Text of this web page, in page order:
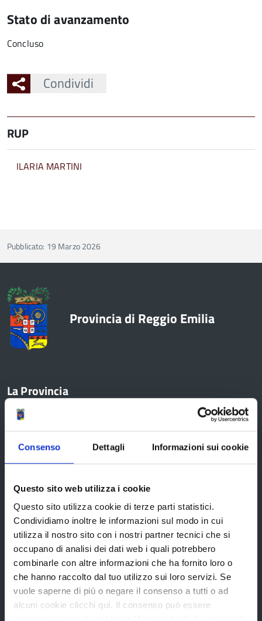
Consenso Dettagli Informazioni sui cookie
Questo sito web utilizza i cookie
Questo sito utilizza cookie di terze parti statistici.
Condividiamo inoltre le informazioni sul modo in cui
utilizza il nostro sito con i nostri partner tecnici che si
occupano di analisi dei dati web i quali potrebbero
combinarle con altre informazioni che ha fornito loro o
che hanno raccolto dal tuo utilizzo sui loro servizi. Se
vuole saperne di più o negare il consenso a tutti o ad
alcuni cookie clicchi qui. Il consenso può essere
Stato di avanzamento
Concluso
Condividi
RUP
ILARIA MARTINI
Pubblicato: 19 Marzo 2026
Provincia di Reggio Emilia
La Provincia
Organi di governo
Statuto e Regolamenti
Uffici e orari
Storia della Provincia
Edifici e Parchi
Elezioni
Bandi e avvisi